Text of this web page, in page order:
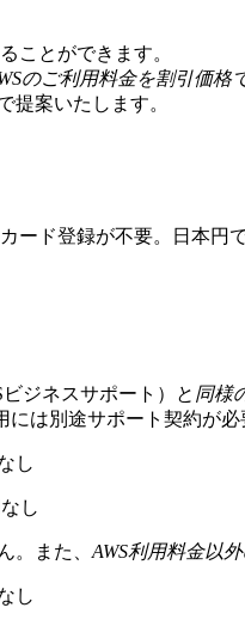
ことができます。
のご利用料金を割引価格
提案いたします。
ード登録が不要。日本円
ジネスサポート）と 同様
は別途サポート契約が必
し
。また、 AWS利用料金以